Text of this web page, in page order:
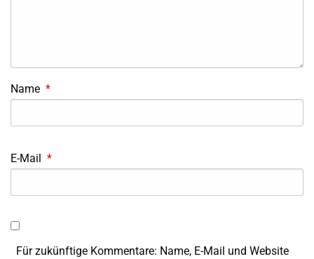
Name *
E-Mail *
Für zukünftige Kommentare: Name, E-Mail und Website